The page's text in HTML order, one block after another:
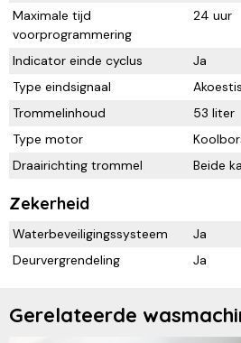
Maximale tijd
voorprogrammering
24 uur
Indicator einde cyclus
Ja
Type eindsignaal
Trommelinhoud
53 liter
Type motor
Draairichting trommel
Beide
Zekerheid
Waterbeveiligingssysteem
Ja
Deurvergrendeling
Ja
Gerelateerde